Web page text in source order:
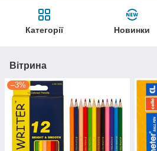
Категорії Новинки
Вітрина
–3%